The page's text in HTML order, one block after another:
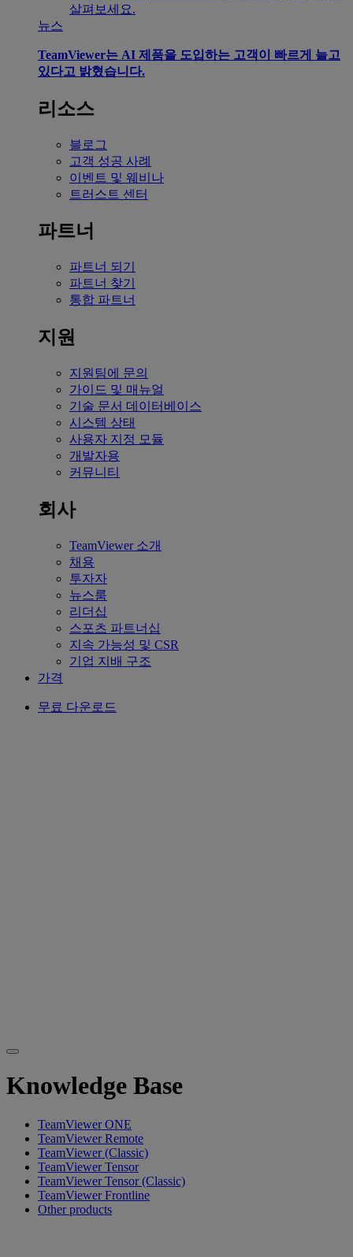
살펴보세요.
뉴스
TeamViewer는 AI 제품을 도입하는 고객이 빠르게 늘고
있다고 밝혔습니다.
리소스
블로그
고객 성공 사례
이벤트 및 웨비나
트러스트 센터
파트너
파트너 되기
파트너 찾기
통합 파트너
지원
지원팀에 문의
가이드 및 매뉴얼
기술 문서 데이터베이스
시스템 상태
사용자 지정 모듈
개발자용
커뮤니티
회사
TeamViewer 소개
채용
투자자
뉴스룸
리더십
스포츠 파트너십
지속 가능성 및 CSR
기업 지배 구조
가격
무료 다운로드
Knowledge Base
TeamViewer ONE
TeamViewer Remote
TeamViewer (Classic)
TeamViewer Tensor
TeamViewer Tensor (Classic)
TeamViewer Frontline
Other products